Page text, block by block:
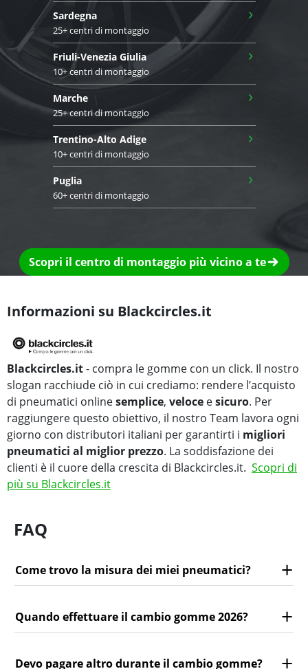
Sardegna
25+ centri di montaggio
›
Friuli-Venezia Giulia
10+ centri di montaggio
›
Marche
25+ centri di montaggio
›
Trentino-Alto Adige
10+ centri di montaggio
›
Puglia
60+ centri di montaggio
›
Scopri il centro di montaggio più vicino a te
Informazioni su Blackcircles.it
Blackcircles.it- compra le gomme con un click. Il nostro
slogan racchiude ciò in cui crediamo: rendere l’acquisto
di pneumatici onlinesemplice, veloce esicuro. Per
raggiungere questo obiettivo, il nostro Team lavora ogni
giorno con distributori italiani per garantirti i migliori
pneumatici al miglior prezzo. La soddisfazione dei
clienti è il cuore della crescita di Blackcircles.it. Scopri di
più su Blackcircles.it
FAQ
Come trovo la misura dei miei pneumatici?
Quando effettuare il cambio gomme 2026?
Devo pagare altro durante il cambio gomme?